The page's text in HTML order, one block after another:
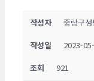
작성자
중랑구
작성일
2023-
조회
921